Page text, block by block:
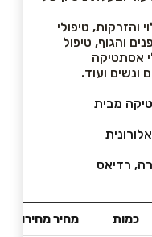
והזרקות, טיפולי
והגוף, טיפול
אסתטיקה
ונשים ועוד.
מבית
רדיאס
כמות
מחיר מחירון